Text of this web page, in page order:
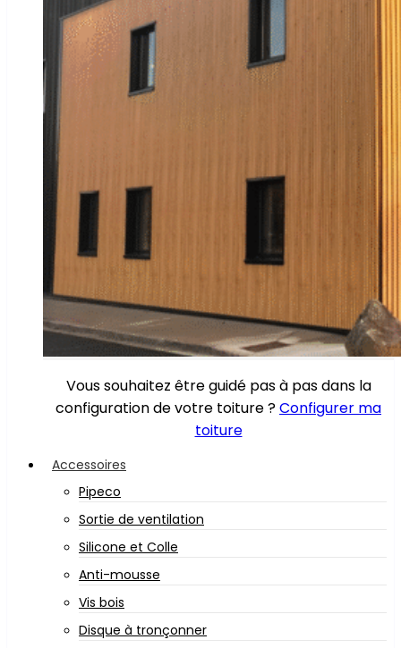
Vous souhaitez être guidé pas à pas dans la
configuration de votre toiture ?Configurer ma
toiture
Accessoires
Pipeco
Sortie de ventilation
Silicone et Colle
Anti-mousse
Vis bois
Disque à tronçonner